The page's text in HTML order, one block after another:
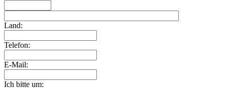
Land:
Telefon:
E-Mail:
Ich bitte um: